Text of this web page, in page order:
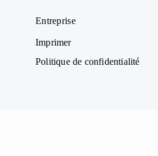
Entreprise
Imprimer
Politique de confidentialité